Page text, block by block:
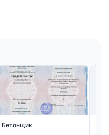
Бетонщик